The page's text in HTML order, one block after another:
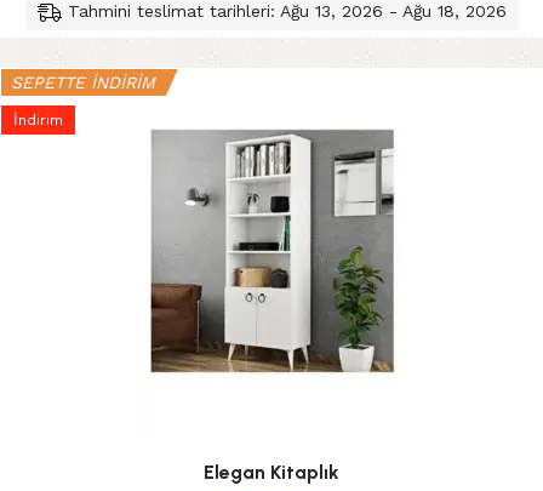
Tahmini teslimat tarihleri: Ağu 13, 2026 - Ağu 18, 2026
SEPETTE İNDİRİM
Elegan Kitaplık
İndirim